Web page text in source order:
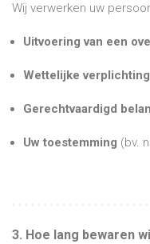
Wij verwerken uw
Uitvoering van een
Wettelijke verplichting
Gerechtvaardigd
Uw toestemming (bv.
3. Hoe lang bewaren